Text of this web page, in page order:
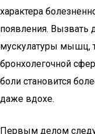
характера
появления. Вызвать
мускулатуры мышц,
бронхолегочной
боли становится
даже вдохе.
Первым делом